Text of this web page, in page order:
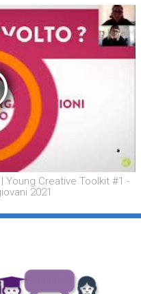
Creative Toolkit #1 -
2021